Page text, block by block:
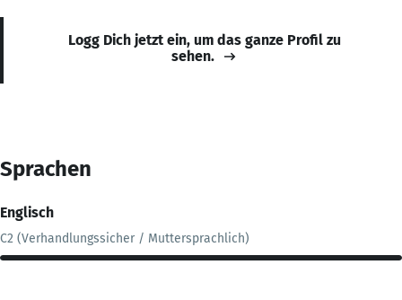
Logg Dich jetzt ein, um das ganze Profil zu
sehen.
Sprachen
Englisch
C2 (Verhandlungssicher / Muttersprachlich)